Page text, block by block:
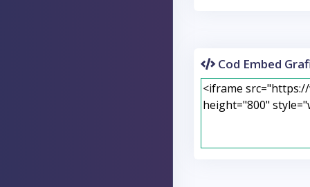
Cod Embed